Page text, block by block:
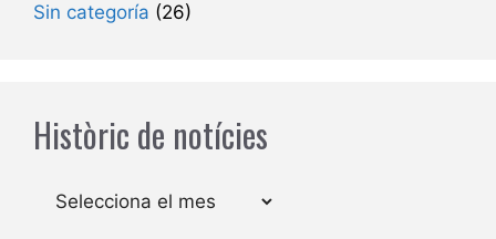
Sin categoría (26)
Històric de notícies
Arxius